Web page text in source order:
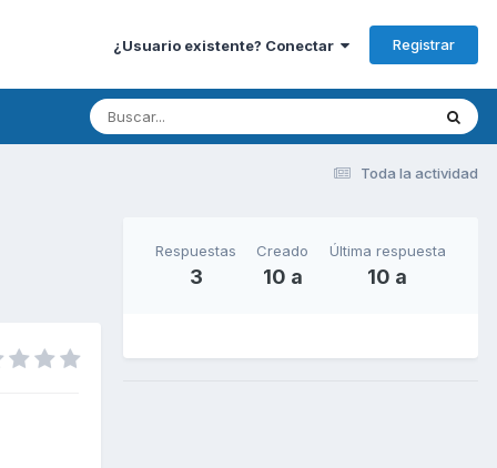
¿Usuario existente? Conectar Registrar
Toda la actividad
Respuestas
3
Creado
10 a
Última respuesta
10 a